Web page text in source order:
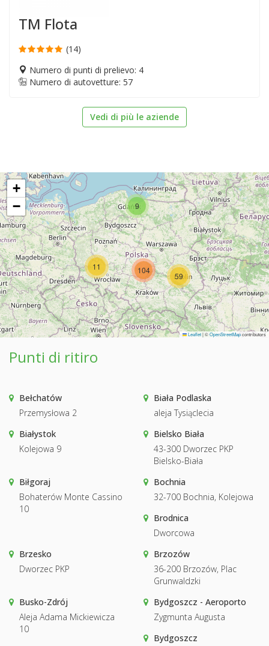
TM Flota
(14)
Numero di punti di prelievo: 4
Numero di autovetture: 57
Vedi di più le aziende
11
9
104
59
+
−
Leaflet|©OpenStreetMapcontributors
Punti di ritiro
Bełchatów
Przemysłowa 2
Biała Podlaska
aleja Tysiąclecia
Białystok
Kolejowa 9
Bielsko Biała
43-300 Dworzec PKP
Bielsko-Biała
Biłgoraj
Bohaterów Monte Cassino
10
Bochnia
32-700 Bochnia, Kolejowa
Brodnica
Dworcowa
Brzesko
Dworzec PKP
Brzozów
36-200 Brzozów, Plac
Grunwaldzki
Busko-Zdrój
Aleja Adama Mickiewicza
10
Bydgoszcz - Aeroporto
Zygmunta Augusta
Bydgoszcz